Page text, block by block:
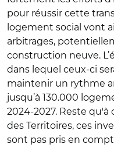
pour réussir cette
logement social vont
arbitrages,
construction neuve.
dans lequel ceux-ci
maintenir un rythme
jusqu’à 130.000
2024-2027. Reste
des Territoires, ces
sont pas pris en